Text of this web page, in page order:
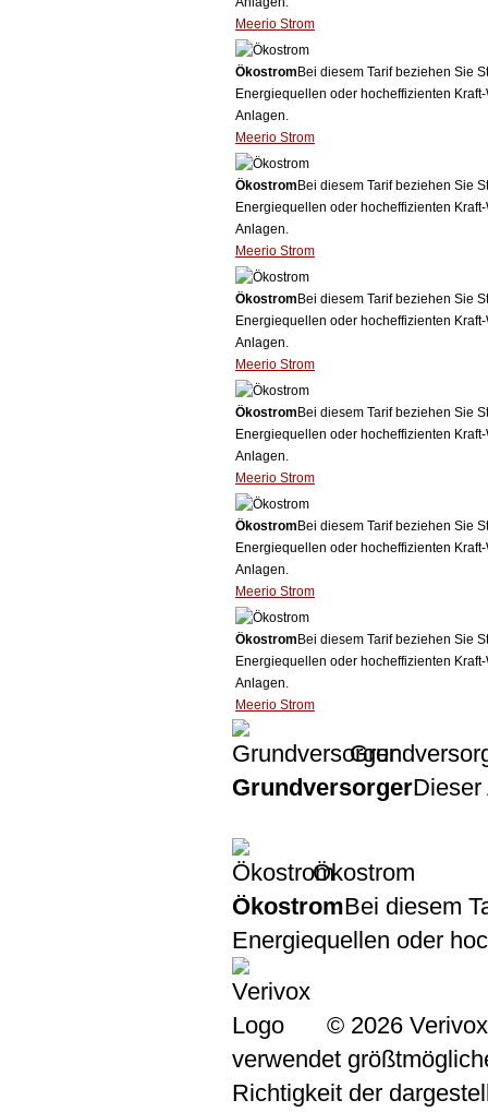
Meerio Strom
Ökostrom Bei diesem Tarif beziehen Sie
Energiequellen oder hocheffizienten
Anlagen.
Meerio Strom
Ökostrom Bei diesem Tarif beziehen Sie
Energiequellen oder hocheffizienten
Anlagen.
Meerio Strom
Ökostrom Bei diesem Tarif beziehen Sie
Energiequellen oder hocheffizienten
Anlagen.
Meerio Strom
Ökostrom Bei diesem Tarif beziehen Sie
Energiequellen oder hocheffizienten
Anlagen.
Meerio Strom
Ökostrom Bei diesem Tarif beziehen Sie
Energiequellen oder hocheffizienten
Anlagen.
Meerio Strom
Ökostrom Bei diesem Tarif beziehen Sie
Energiequellen oder hocheffizienten
Anlagen.
Meerio Strom
GrundversorgerDieser
Ökostrom
ÖkostromBei diesem
Energiequellen oder
© 2026
verwendet
Richtigkeit der